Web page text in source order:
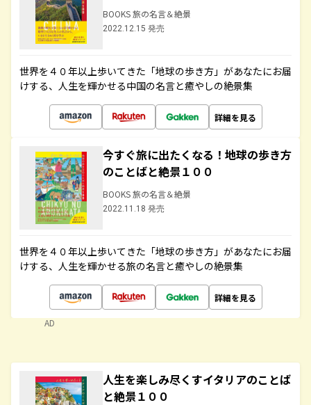
BOOKS 旅の名言＆絶景
2022.12.15 発売
世界を４０年以上歩いてきた「地球の歩き方」があなたにお届
けする、人生を輝かせる中国の名言と癒やしの絶景集
詳細を見る
今すぐ旅に出たくなる！地球の歩き方
のことばと絶景１００
BOOKS 旅の名言＆絶景
2022.11.18 発売
世界を４０年以上歩いてきた「地球の歩き方」があなたにお届
けする、人生を輝かせる旅の名言と癒やしの絶景集
詳細を見る
AD
人生を楽しみ尽くすイタリアのことば
と絶景１００